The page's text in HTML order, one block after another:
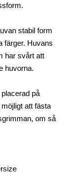
stabil form
färger. Huvans
har svårt att
huvorna.
på
att fästa
om så